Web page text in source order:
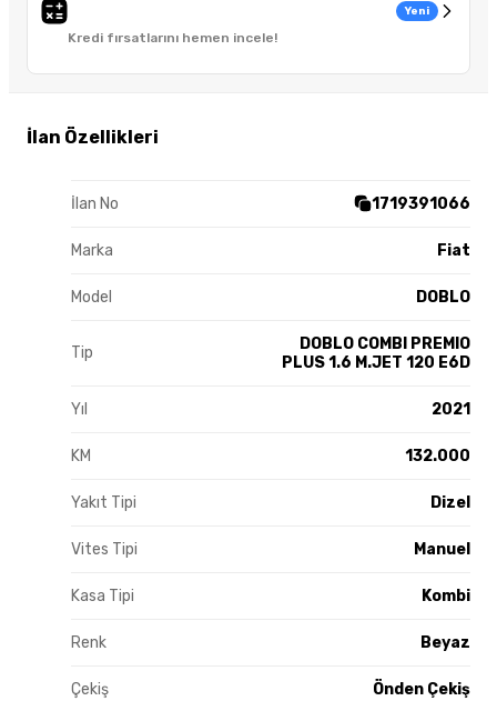
Kredi fırsatlarını hemen incele!
Yeni
İlan Özellikleri
İlan No 1719391066
Marka Fiat
Model DOBLO
Tip
DOBLO COMBI PREMIO
PLUS 1.6 M.JET 120 E6D
Yıl 2021
KM 132.000
Yakıt Tipi Dizel
Vites Tipi Manuel
Kasa Tipi Kombi
Renk Beyaz
Çekiş Önden Çekiş